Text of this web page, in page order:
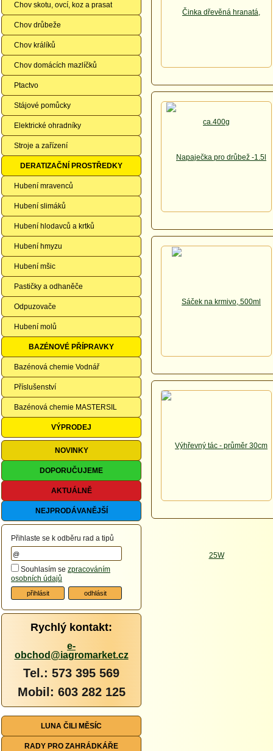
Chov skotu, ovcí, koz a prasat
Chov drůbeže
Chov králíků
Chov domácích mazlíčků
Ptactvo
Stájové pomůcky
Elektrické ohradníky
Stroje a zařízení
DERATIZAČNÍ PROSTŘEDKY
Hubení mravenců
Hubení slimáků
Hubení hlodavců a krtků
Hubení hmyzu
Hubení mšic
Pastičky a odhaněče
Odpuzovače
Hubení molů
BAZÉNOVÉ PŘÍPRAVKY
Bazénová chemie Vodnář
Příslušenství
Bazénová chemie MASTERSIL
VÝPRODEJ
NOVINKY
DOPORUČUJEME
AKTUÁLNĚ
NEJPRODÁVANĚJŠÍ
Přihlaste se k odběru rad a tipů
Souhlasím se zpracováním
osobních údajů
Rychlý kontakt:
e-
obchod@iagromarket.cz
Tel.: 573 395 569
Mobil: 603 282 125
LUNA ČILI MĚSÍC
RADY PRO ZAHRÁDKÁŘE